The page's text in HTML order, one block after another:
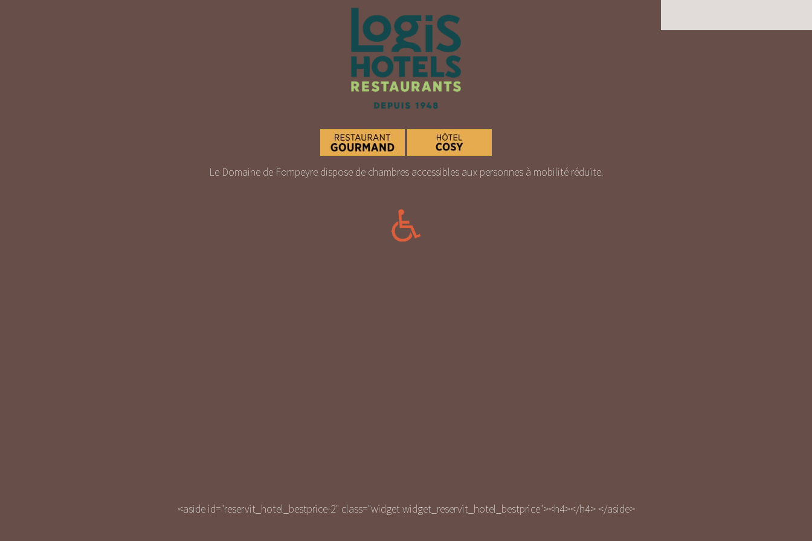
Le Domaine de Fompeyre dispose de chambres accessibles aux personnes à mobilité réduite.
<aside id="reservit_hotel_bestprice-2" class="widget widget_reservit_hotel_bestprice"><h4></h4> </aside>